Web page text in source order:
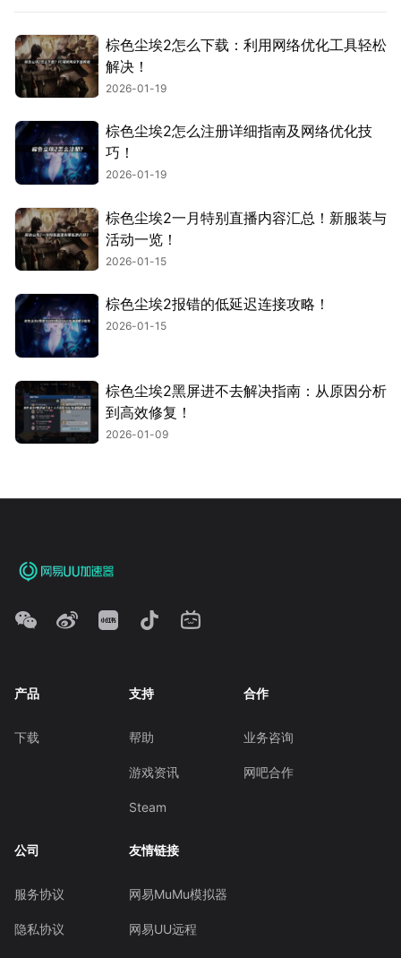
棕色尘埃2怎么下载：利用网络优化工具轻松
解决！
2026-01-19
棕色尘埃2怎么注册详细指南及网络优化技
巧！
2026-01-19
棕色尘埃2一月特别直播内容汇总！新服装与
活动一览！
2026-01-15
棕色尘埃2报错的低延迟连接攻略！
2026-01-15
棕色尘埃2黑屏进不去解决指南：从原因分析
到高效修复！
2026-01-09
产品
下载
支持
帮助
游戏资讯
Steam
合作
业务咨询
网吧合作
公司
服务协议
隐私协议
友情链接
网易MuMu模拟器
网易UU远程